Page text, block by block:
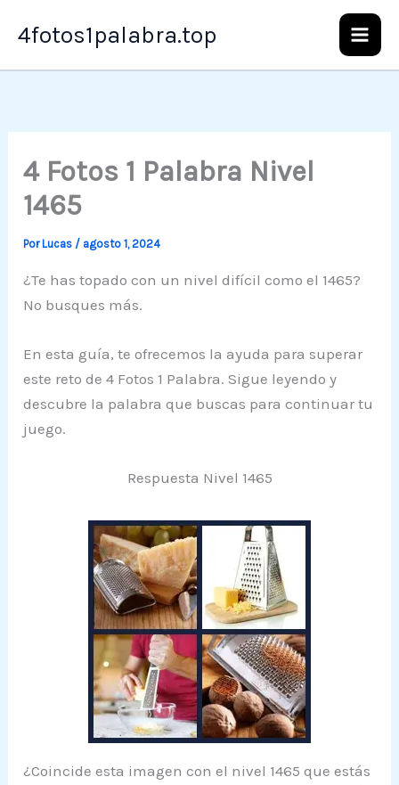
4fotos1palabra.top
4 Fotos 1 Palabra Nivel
1465
PorLucas / agosto 1, 2024
¿Te has topado con un nivel difícil como el 1465?
No busques más.
En esta guía, te ofrecemos la ayuda para superar
este reto de 4 Fotos 1 Palabra. Sigue leyendo y
descubre la palabra que buscas para continuar tu
juego.
Respuesta Nivel 1465
¿Coincide esta imagen con el nivel 1465 que estás